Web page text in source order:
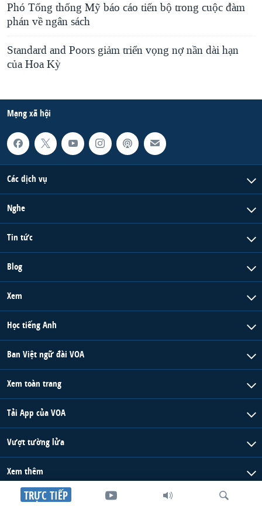
TRỰC TIẾP
Phó Tổng thống Mỹ báo cáo tiến bộ trong cuộc đàm
phán về ngân sách
Standard and Poors giảm triển vọng nợ nần dài hạn
của Hoa Kỳ
Mạng xã hội
Các dịch vụ
Nghe
Tin tức
Blog
Xem
Học tiếng Anh
Ban Việt ngữ đài VOA
Xem toàn trang
Tải App của VOA
Vượt tường lửa
Xem thêm